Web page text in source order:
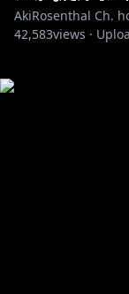
AkiRosenthal Ch.
42,583views ·